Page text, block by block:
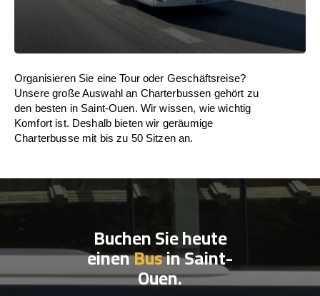
Organisieren Sie eine Tour oder Geschäftsreise?
Unsere große Auswahl an Charterbussen gehört zu
den besten in Saint-Ouen. Wir wissen, wie wichtig
Komfort ist. Deshalb bieten wir geräumige
Charterbusse mit bis zu 50 Sitzen an.
Buchen Sie heute
einenBusin Saint-
Ouen.